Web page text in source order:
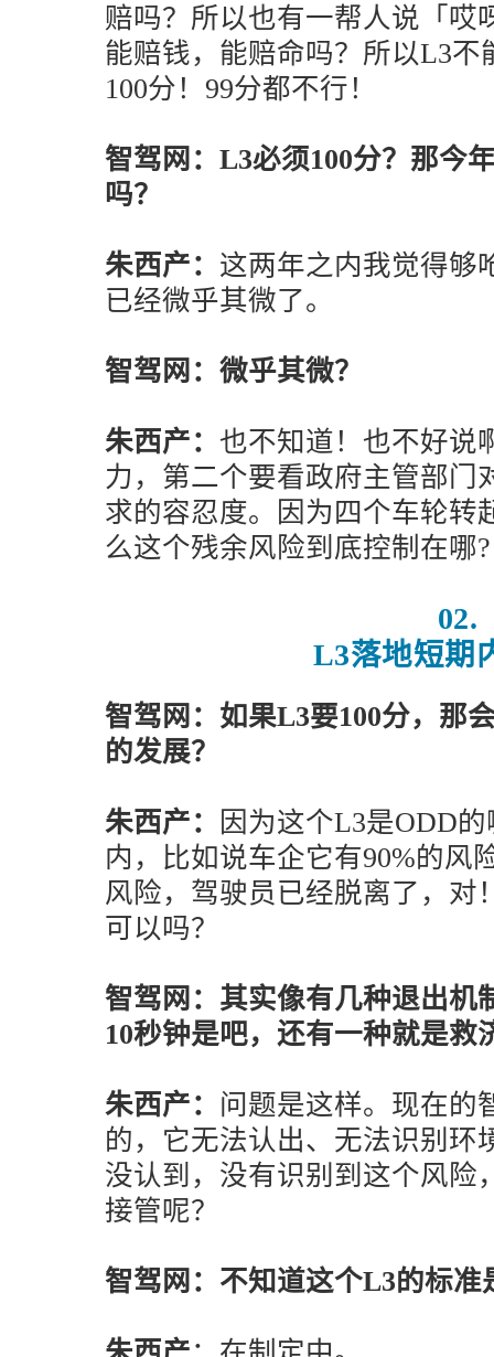
赔吗？所以也有一帮人说「哎
能赔钱，能赔命吗？所以L3不
100分！99分都不行！
智驾网：L3必须100分？那今
吗？
朱西产： 这两年之内我觉得够
已经微乎其微了。
智驾网：微乎其微？
朱西产： 也不知道！也不好说
力，第二个要看政府主管部门
求的容忍度。因为四个车轮转
么这个残余风险到底控制在哪?
02.
L3落地短期
智驾网：如果L3要100分，那
的发展？
朱西产：
因为这个L3是ODD
内，比如说车企它有90%的风
风险，驾驶员已经脱离了，对
可以吗？
智驾网：其实像有几种退出机
10秒钟是吧，还有一种就是救
朱西产： 问题是这样。现在的
的，它无法认出、无法识别环
没认到，没有识别到这个风险
接管呢？
智驾网：不知道这个L3的标准